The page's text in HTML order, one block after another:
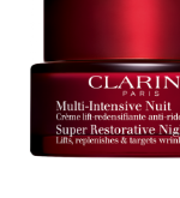
aan
verlanglijst